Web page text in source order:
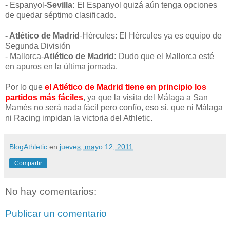
- Espanyol-Sevilla: El Espanyol quizá aún tenga opciones
de quedar séptimo clasificado.
- Atlético de Madrid-Hércules: El Hércules ya es equipo de
Segunda División
- Mallorca-Atlético de Madrid: Dudo que el Mallorca esté
en apuros en la última jornada.
Por lo que el Atlético de Madrid tiene en principio los
partidos más fáciles, ya que la visita del Málaga a San
Mamés no será nada fácil pero confío, eso si, que ni Málaga
ni Racing impidan la victoria del Athletic.
BlogAthletic en jueves, mayo 12, 2011
Compartir
No hay comentarios:
Publicar un comentario